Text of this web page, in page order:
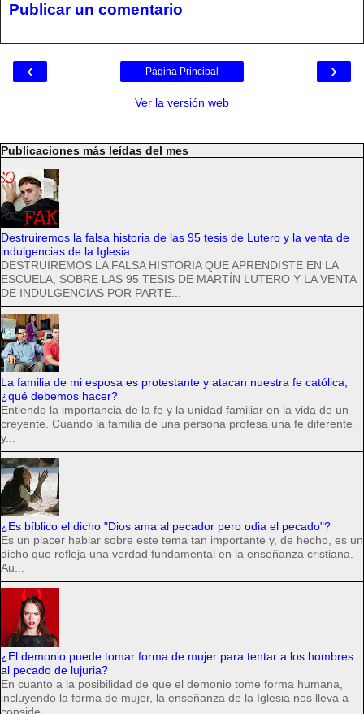
Publicar un comentario
‹ ›
Página Principal
Ver la versión web
Publicaciones más leídas del mes
Destruiremos la falsa historia de las 95 tesis de Lutero y la venta de
indulgencias de la Iglesia
DESTRUIREMOS LA FALSA HISTORIA QUE APRENDISTE EN LA
ESCUELA, SOBRE LAS 95 TESIS DE MARTÍN LUTERO Y LA VENTA
DE INDULGENCIAS POR PARTE...
La familia de mi esposa es protestante y atacan nuestra fe católica,
¿qué debemos hacer?
Entiendo la importancia de la fe y la unidad familiar en la vida de un
creyente. Cuando la familia de una persona profesa una fe diferente
y...
¿Es bíblico el dicho "Dios ama al pecador pero odia el pecado"?
Es un placer hablar sobre este tema tan importante y, de hecho, es un
dicho que refleja una verdad fundamental en la enseñanza cristiana.
Au...
¿El demonio puede tomar forma de mujer para tentar a los hombres
al pecado de lujuria?
En cuanto a la posibilidad de que el demonio tome forma humana,
incluyendo la forma de mujer, la enseñanza de la Iglesia nos lleva a